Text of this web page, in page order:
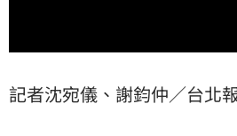
記者沈宛儀、謝鈞仲／台北